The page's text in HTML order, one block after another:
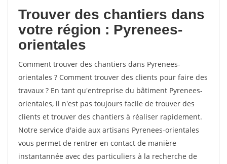
Trouver des chantiers dans
votre région : Pyrenees-
orientales
Comment trouver des chantiers dans Pyrenees-
orientales ? Comment trouver des clients pour faire des
travaux ? En tant qu'entreprise du bâtiment Pyrenees-
orientales, il n'est pas toujours facile de trouver des
clients et trouver des chantiers à réaliser rapidement.
Notre service d'aide aux artisans Pyrenees-orientales
vous permet de rentrer en contact de manière
instantannée avec des particuliers à la recherche de